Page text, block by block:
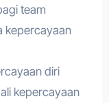
team
kepercayaan
diri
kepercayaan